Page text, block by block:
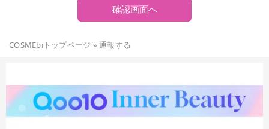
確認画面へ
COSMEbiトップページ »通報する